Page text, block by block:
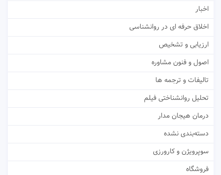
اخبار
اخلاق حرفه ای در روانشناسی
ارزیابی و تشخیص
اصول و فنون مشاوره
تالیفات و ترجمه ها
تحلیل روانشناختی فیلم
درمان هیجان مدار
دسته‌بندی نشده
سوپرویژن و کارورزی
فروشگاه